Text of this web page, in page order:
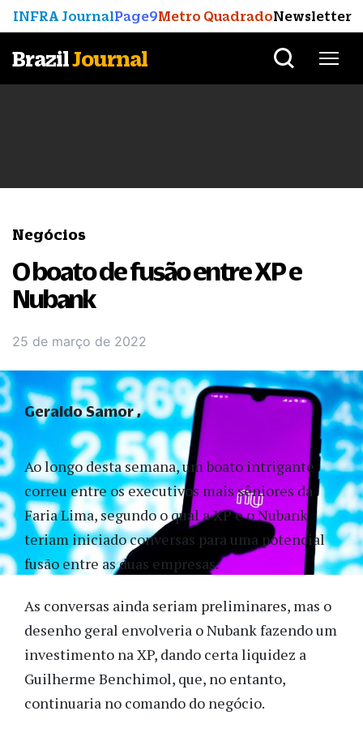
INFRA JournalPage9Metro QuadradoNewsletter
BrazilJournal
Negócios
O boato de fusão entre XP e
Nubank
25 de março de 2022
Ao longo desta semana, um boato intrigante
correu entre os executivos mais sêniores da
Faria Lima, segundo o qual a XP e o Nubank
teriam iniciado conversas para uma potencial
fusão entre as duas empresas.
As conversas ainda seriam preliminares, mas o
desenho geral envolveria o Nubank fazendo um
investimento na XP, dando certa liquidez a
Guilherme Benchimol, que, no entanto,
continuaria no comando do negócio.
Geraldo Samor